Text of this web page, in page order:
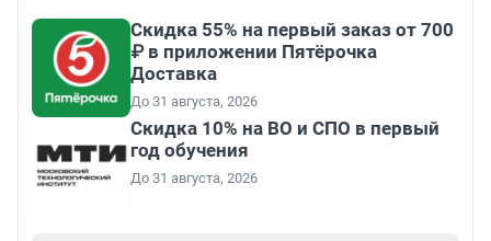
Скидка 55% на первый заказ от 700
₽ в приложении Пятёрочка
Доставка
До 31 августа, 2026
Скидка 10% на ВО и СПО в первый
год обучения
До 31 августа, 2026